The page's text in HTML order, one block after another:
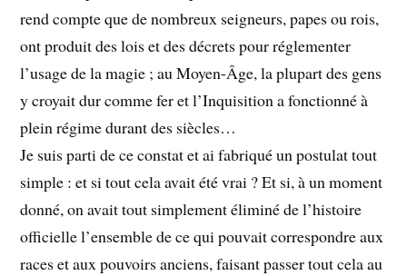
rend compte que de nombreux seigneurs, papes ou rois,
ont produit des lois et des décrets pour réglementer
l’usage de la magie ; au Moyen-Âge, la plupart des gens
y croyait dur comme fer et l’Inquisition a fonctionné à
plein régime durant des siècles…
Je suis parti de ce constat et ai fabriqué un postulat tout
simple : et si tout cela avait été vrai ? Et si, à un moment
donné, on avait tout simplement éliminé de l’histoire
officielle l’ensemble de ce qui pouvait correspondre aux
races et aux pouvoirs anciens, faisant passer tout cela au